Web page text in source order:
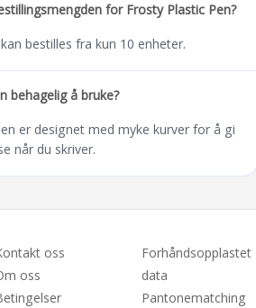
for Frosty Plastic Pen?
bestilles fra kun 10 enheter.
behagelig å bruke?
er designet med myke kurver for å gi
når du skriver.
oss
oss
Forhåndsopplastet
data
Pantonematching